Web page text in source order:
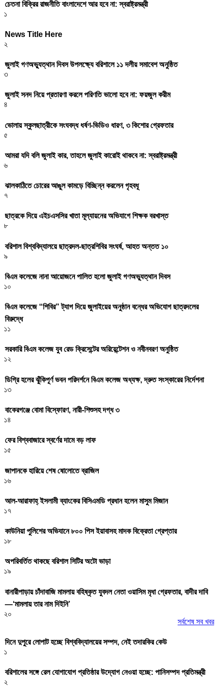
চেতনা বিক্রির রাজনীতি বাংলাদেশে আর হবে না: স্বরাষ্ট্রমন্ত্রী
১
News Title Here
২
জুলাই গণঅভ্যুত্থান দিবস উপলক্ষ্যে বরিশালে ১১ দলীয় সমাবেশ অনুষ্ঠিত
৩
জুলাই সনদ নিয়ে প্রতারণা করলে পরিণতি ভালো হবে না: ফয়জুল করীম
৪
ভোলায় স্কুলছাত্রীকে সংঘবদ্ধ ধর্ষণ-ভিডিও ধারণ, ৩ কিশোর গ্রেফতার
৫
আমরা যদি বলি জুলাই কার, তাহলে জুলাই কারোই থাকবে না: স্বরাষ্ট্রমন্ত্রী
৬
ঝালকাঠিতে চোরের আঙুল কামড়ে বিচ্ছিন্ন করলেন গৃহবধূ
৭
ছাত্রকে দিয়ে এইচএসসির খাতা মূল্যায়নের অভিযাগে শিক্ষক বরখাস্ত
৮
বরিশাল বিশ্ববিদ্যালয়ে ছাত্রদল-ছাত্রশিবির সংঘর্ষ, আহত অন্তত ১০
৯
বিএম কলেজে নানা আয়োজনে পালিত হলো জুলাই গণঅভ্যুত্থান দিবস
১০
বিএম কলেজে “শিবির” ট্যাগ দিয়ে জুলাইয়ের অনুষ্ঠান বন্ধের অভিযোগ ছাত্রদলের
বিরুদ্ধে
১১
সরকারি বিএম কলেজ যুব রেড ক্রিসেন্টের অরিয়েন্টেশন ও নবীনবরণ অনুষ্ঠিত
১২
ডিগ্রি হলের ঝুঁকিপূর্ণ ভবন পরিদর্শনে বিএম কলেজ অধ্যক্ষ, দ্রুত সংস্কারের নির্দেশনা
১৩
বাকেরগঞ্জে বোমা বিস্ফোরণ, নারী-শিশুসহ দগ্ধ ৩
১৪
ফের বিশ্ববাজারে স্বর্ণের দামে বড় লাফ
১৫
জাপানকে হারিয়ে শেষ ষোলোতে ব্রাজিল
১৬
আল-আরাফাহ্ ইসলামী ব্যাংকের বিসিএমডি প্রধান হলেন মাসুম মিজান
১৭
কাউনিয়া পুলিশের অভিযানে ৮০০ পিস ইয়াবাসহ মাদক বিক্রেতা গ্রেপ্তার
১৮
অপরিবর্তিত থাকছে বরিশাল সিটির অটো ভাড়া
১৯
বানারীপাড়ায় চাঁদাবাজি মামলায় বহিষ্কৃত যুবদল নেতা ওয়াসিম মৃধা গ্রেফতার, বাদীর দাবি
—‘মামলায় তার নাম দিইনি’
২০
সর্বশেষ সব খবর
দিনে দুপুরে লোপাট হচ্ছে বিশ্ববিদ্যালয়ের সম্পদ, নেই তদারকির কেউ
১
বরিশালের সঙ্গে রেল যোগাযোগ প্রতিষ্ঠার উদ্যোগ নেওয়া হচ্ছে: পানিসম্পদ প্রতিমন্ত্রী
২